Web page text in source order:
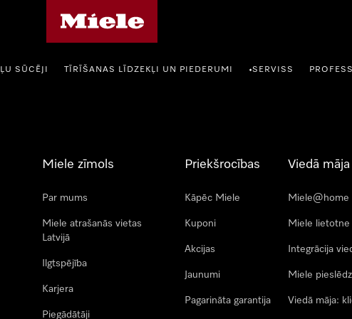
SŪCĒJI TĪRĪŠANAS LĪDZEKĻI UN PIEDERUMI •SERVISS
Miele zīmols
Par mums
Miele atrašanās vietas
Latvijā
Ilgtspējība
Karjera
Piegādātāji
Priekšrocības
Kāpēc Miele
Kuponi
Akcijas
Jaunumi
Pagarināta garantija
Viedā māja
Miele@home
Miele lietotne
Integrācija
Miele
Viedā māja: